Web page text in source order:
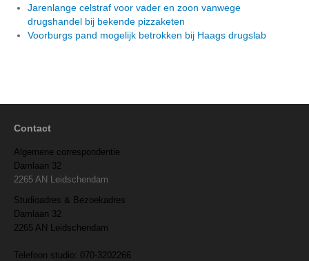
Jarenlange celstraf voor vader en zoon vanwege
drugshandel bij bekende pizzaketen
Voorburgs pand mogelijk betrokken bij Haags drugslab
Contact
Algemene correspondentie
Damlaan 32
2265 AN Leidschendam
Studioadres & Bezoekadres
Damlaan 32
2265 AN Leidschendam
Telefoon studio: 070-3202266